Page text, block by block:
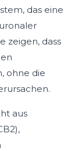
das eine
zeigen, dass
ohne die
aus